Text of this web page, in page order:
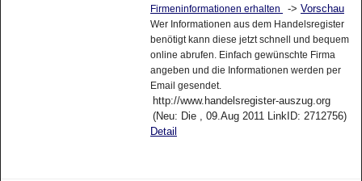
Firmeninformationen erhalten
-> Vorschau
Wer Informationen aus dem Handelsregister
benötigt kann diese jetzt schnell und bequem
online abrufen. Einfach gewünschte Firma
angeben und die Informationen werden per
Email gesendet.
http://www.handelsregister-auszug.org
(Neu: Die , 09.Aug 2011 LinkID: 2712756)
Detail